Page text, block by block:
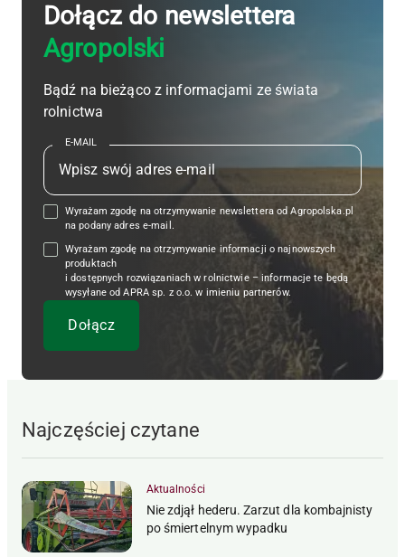
Dołącz do newslettera
Agropolski
Bądź na bieżąco z informacjami ze świata
rolnictwa
E-MAIL
Wyrażam zgodę na otrzymywanie newslettera od Agropolska.pl
na podany adres e-mail.
Wyrażam zgodę na otrzymywanie informacji o najnowszych
produktach
i dostępnych rozwiązaniach w rolnictwie – informacje te będą
wysyłane od APRA sp. z o.o. w imieniu partnerów.
Najczęściej czytane
Aktualności
Nie zdjął hederu. Zarzut dla kombajnisty
po śmiertelnym wypadku